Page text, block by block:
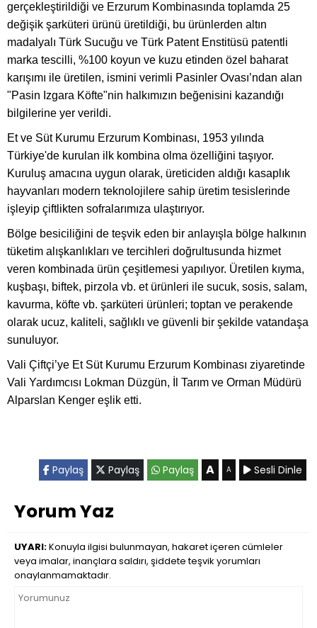
gerçekleştirildiği ve Erzurum Kombinasında toplamda 25
değişik şarküteri ürünü üretildiği, bu ürünlerden altın
madalyalı Türk Sucuğu ve Türk Patent Enstitüsü patentli
marka tescilli, %100 koyun ve kuzu etinden özel baharat
karışımı ile üretilen, ismini verimli Pasinler Ovası’ndan alan
"Pasin Izgara Köfte"nin halkımızın beğenisini kazandığı
bilgilerine yer verildi.
Et ve Süt Kurumu Erzurum Kombinası, 1953 yılında
Türkiye'de kurulan ilk kombina olma özelliğini taşıyor.
Kuruluş amacına uygun olarak, üreticiden aldığı kasaplık
hayvanları modern teknolojilere sahip üretim tesislerinde
işleyip çiftlikten sofralarımıza ulaştırıyor.
Bölge besiciliğini de teşvik eden bir anlayışla bölge halkının
tüketim alışkanlıkları ve tercihleri doğrultusunda hizmet
veren kombinada ürün çeşitlemesi yapılıyor. Üretilen kıyma,
kuşbaşı, biftek, pirzola vb. et ürünleri ile sucuk, sosis, salam,
kavurma, köfte vb. şarküteri ürünleri; toptan ve perakende
olarak ucuz, kaliteli, sağlıklı ve güvenli bir şekilde vatandaşa
sunuluyor.
Vali Çiftçi’ye Et Süt Kurumu Erzurum Kombinası ziyaretinde
Vali Yardımcısı Lokman Düzgün, İl Tarım ve Orman Müdürü
Alparslan Kenger eşlik etti.
Paylaş Paylaş Paylaş A A Sesli Dinle
Yorum Yaz
UYARI:Konuyla ilgisi bulunmayan, hakaret içeren cümleler
veya imalar, inançlara saldırı, şiddete teşvik yorumları
onaylanmamaktadır.